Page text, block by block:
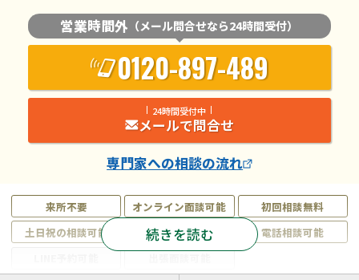
来所不要 オンライン面談可能
初回相談無料
土日祝の相談可能
19時以降電話可能
電話相談可能
続きを読む
営業時間外 （メール問合せなら24時間受付）
0120-897-489
24時間受付中
メールで問合せ
専門家への相談の流れ